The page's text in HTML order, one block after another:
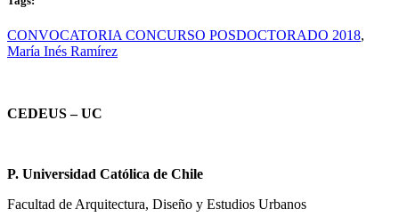
CONVOCATORIA CONCURSO POSDOCTORADO 2018,
María Inés Ramírez
CEDEUS – UC
P. Universidad Católica de Chile
Facultad de Arquitectura, Diseño y Estudios Urbanos